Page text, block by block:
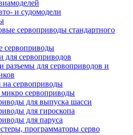
и судомодели
сервоприводы стандартного
сервоприводы
для сервоприводов
разъемы для сервоприводов и
на сервоприводы
сервоприводы
для выпуска шасси
для гироскопа
для паруса
программаторы серво